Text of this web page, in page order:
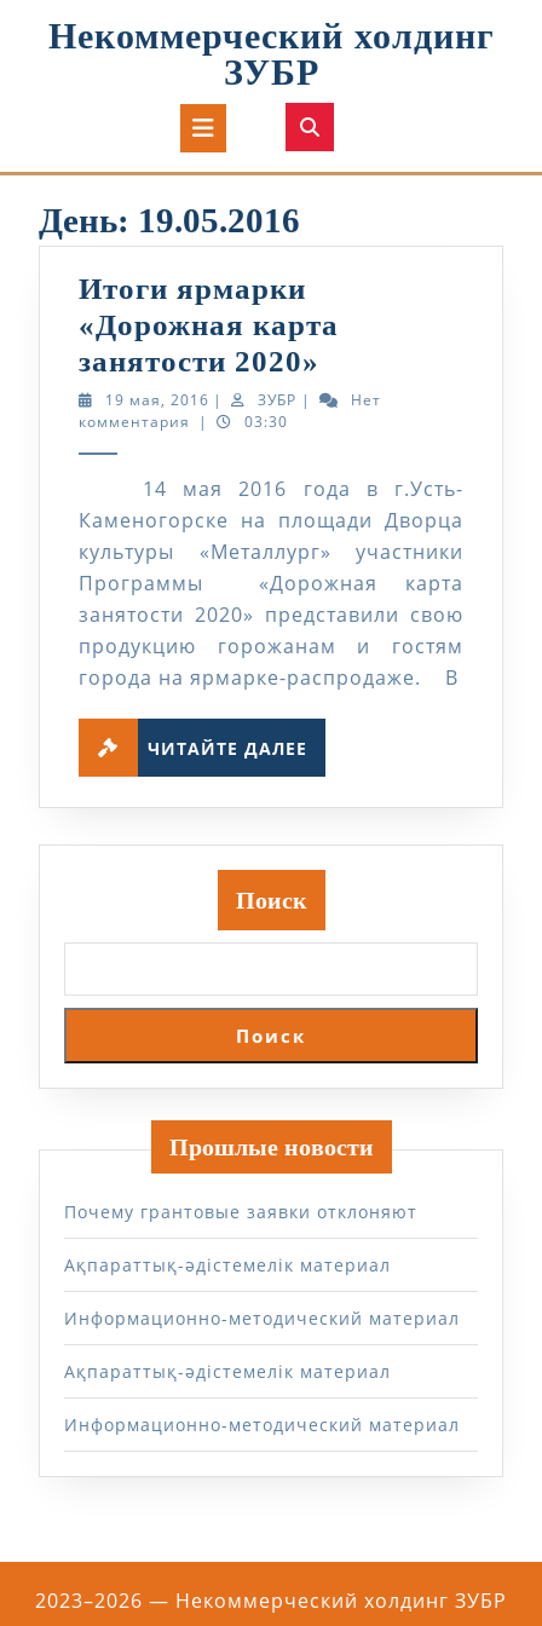
Некоммерческий холдинг
ЗУБР
Кнопка
Открыть
День: 19.05.2016
Итоги ярмарки
«Дорожная карта
занятости 2020»
ярмарки
занятости
2020»
19 мая, 2016 19
мая,
| ЗУБР ЗУБР
|
Нет
комментария
| 03:30
14 мая 2016 года в г.Усть-
Каменогорске на площади Дворца
культуры «Металлург» участники
Программы «Дорожная карта
занятости 2020» представили свою
продукцию горожанам и гостям
города на ярмарке-распродаже. В
ЧИТАЙТЕ ДАЛЕЕ
Поиск
Поиск
Прошлые новости
Почему грантовые заявки отклоняют
Ақпараттық-әдістемелік материал
Информационно-методический материал
Ақпараттық-әдістемелік материал
Информационно-методический материал
2023–2026 — Некоммерческий холдинг ЗУБР